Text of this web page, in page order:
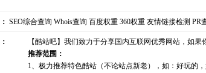
SEO综合查询 Whois查询 百度权重 360权重 友情链接检测 PR
【酷站吧】我们致力于分享国内互联网优秀网站，如
推荐范围：
1、极力推荐特色酷站（不论站点新老），如：好玩的